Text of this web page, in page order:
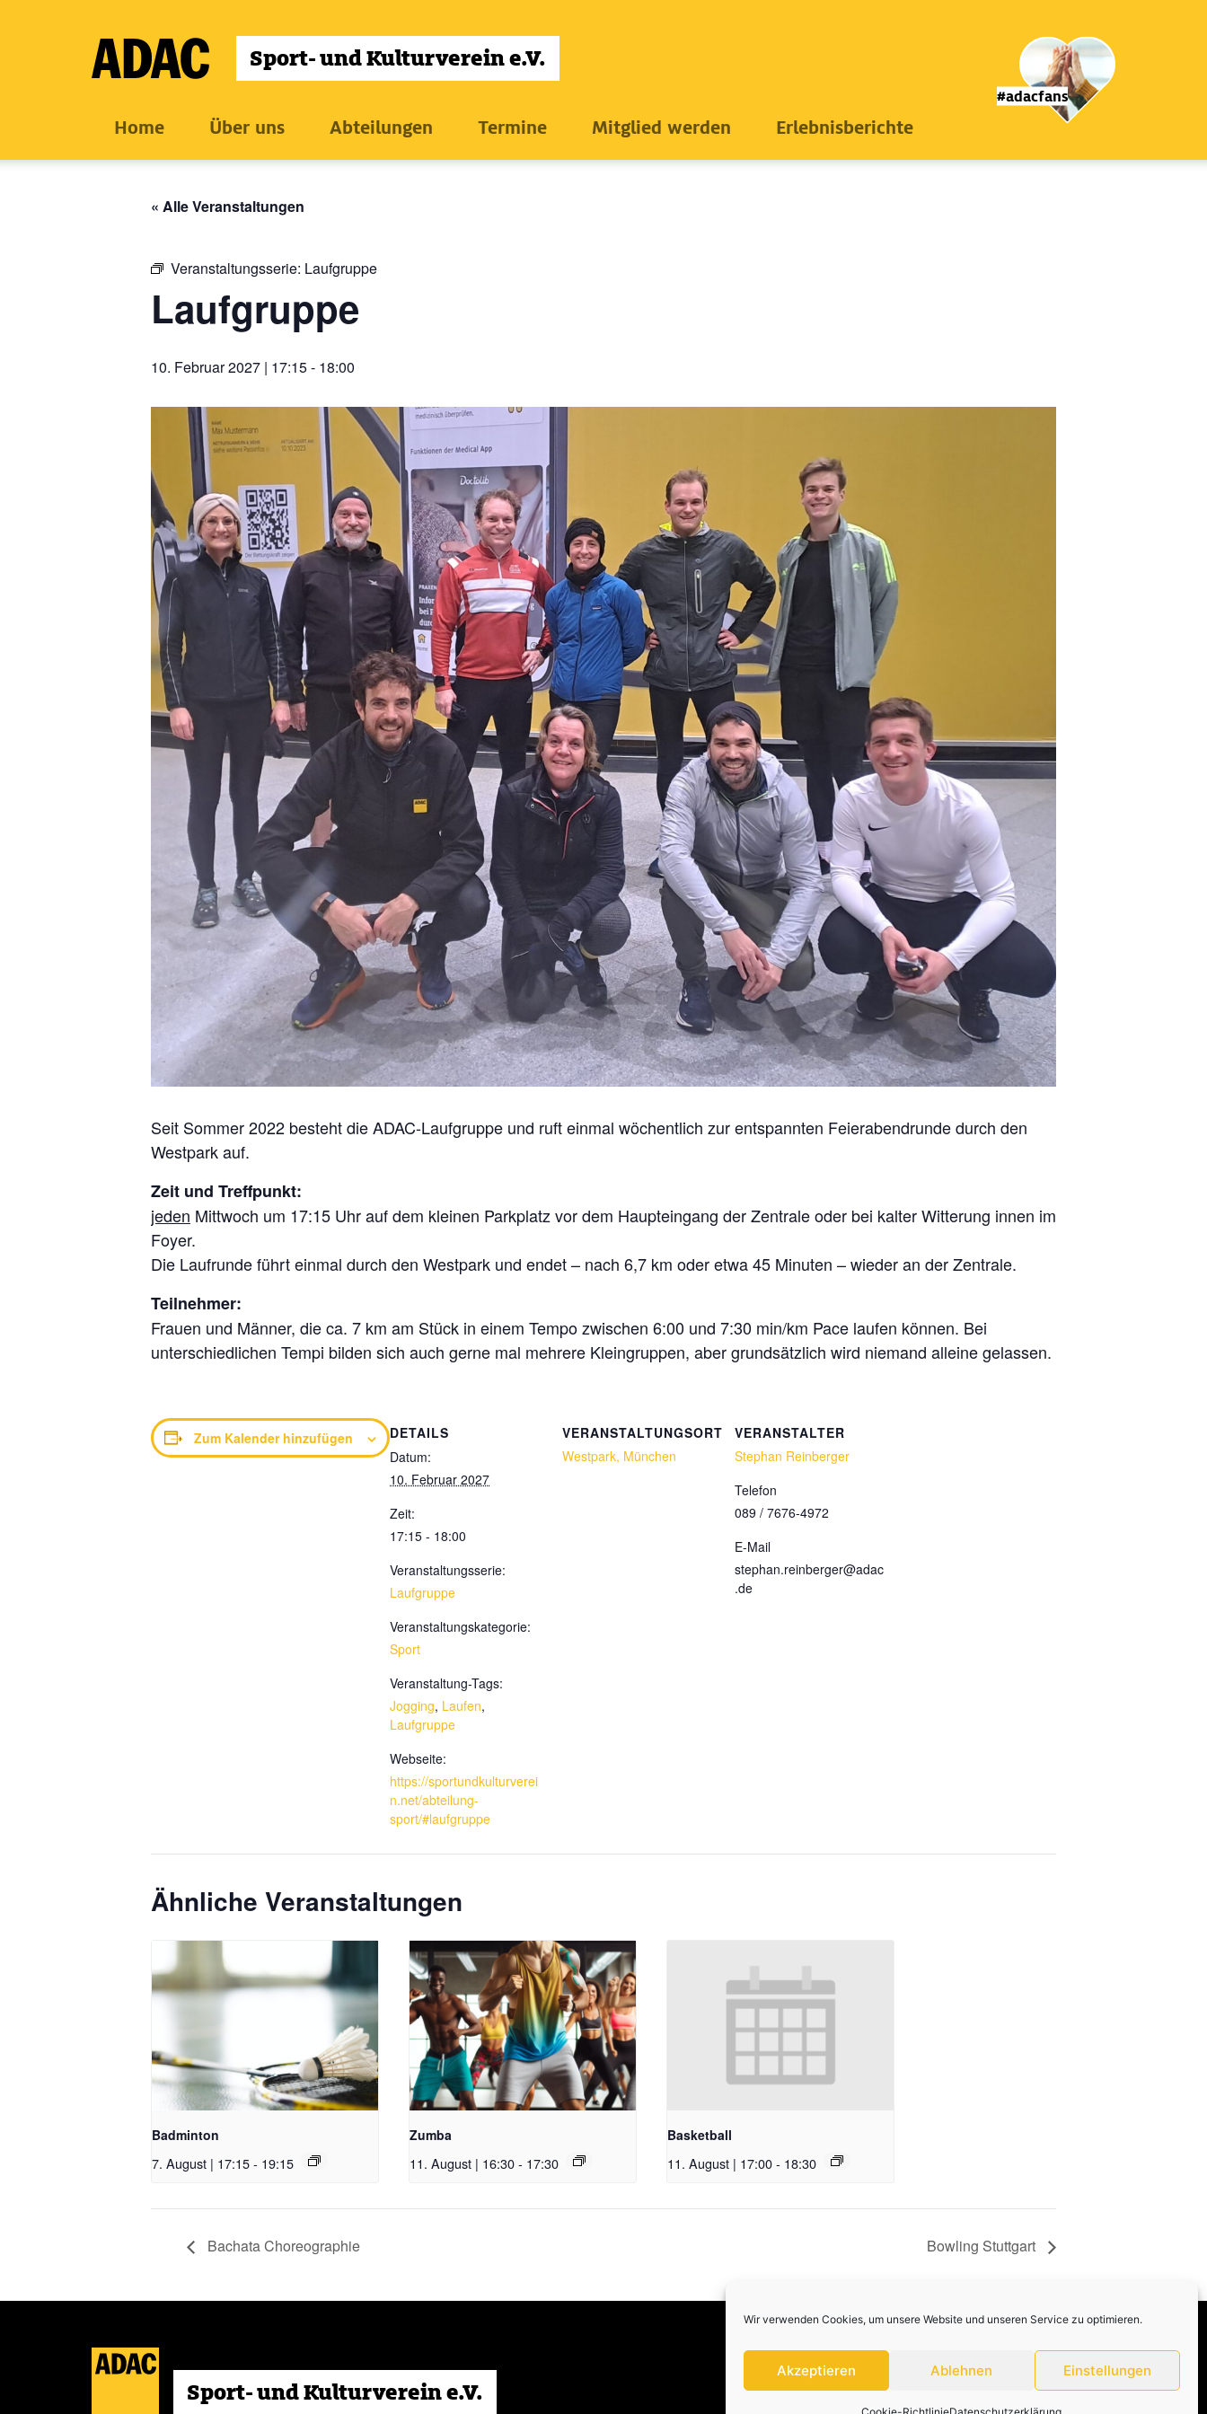
Wir verwenden Cookies, um unsere Website und unseren Service zu optimieren.
Akzeptieren Ablehnen Einstellungen
Home Über uns Abteilungen Termine Mitglied werden Erlebnisberichte
#adacfans
« Alle Veranstaltungen
Veranstaltungsserie: Laufgruppe
Laufgruppe
10. Februar 2027 | 17:15- 18:00
Seit Sommer 2022 besteht die ADAC-Laufgruppe und ruft einmal wöchentlich zur entspannten Feierabendrunde durch den
Westpark auf.
Zeit und Treffpunkt:
jeden Mittwoch um 17:15 Uhr auf dem kleinen Parkplatz vor dem Haupteingang der Zentrale oder bei kalter Witterung innen im
Foyer.
Die Laufrunde führt einmal durch den Westpark und endet – nach 6,7 km oder etwa 45 Minuten – wieder an der Zentrale.
Teilnehmer:
Frauen und Männer, die ca. 7 km am Stück in einem Tempo zwischen 6:00 und 7:30 min/km Pace laufen können. Bei
unterschiedlichen Tempi bilden sich auch gerne mal mehrere Kleingruppen, aber grundsätzlich wird niemand alleine gelassen.
Zum Kalender hinzufügen
DETAILS
Datum:
10. Februar 2027
Zeit:
17:15 - 18:00
Veranstaltungsserie:
Laufgruppe
Veranstaltungskategorie:
Sport
Veranstaltung-Tags:
Jogging, Laufen,
Laufgruppe
Webseite:
https://sportundkulturverei
n.net/abteilung-
sport/#laufgruppe
VERANSTALTUNGSORT
Westpark, München
VERANSTALTER
Stephan Reinberger
Telefon
089 / 7676-4972
E-Mail
stephan.reinberger@adac
.de
Ähnliche Veranstaltungen
Badminton
7. August | 17:15- 19:15
Zumba
11. August | 16:30- 17:30
Basketball
11. August | 17:00- 18:30
Bachata Choreographie Bowling Stuttgart
Datenschutzerklärung Impressum